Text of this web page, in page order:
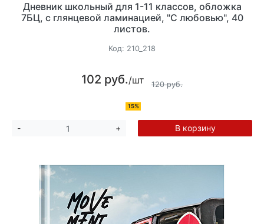
Дневник школьный для 1-11 классов, обложка
7БЦ, с глянцевой ламинацией, "С любовью", 40
листов.
Код: 210_218
102 руб./шт 120 руб.
15%
- + В корзину